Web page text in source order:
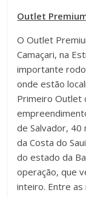
Outlet
O Outlet
Camaçari, na
importante
onde estão
Primeiro Outlet
de Salvador,
da Costa do
do estado da
operação, que
inteiro. Entre